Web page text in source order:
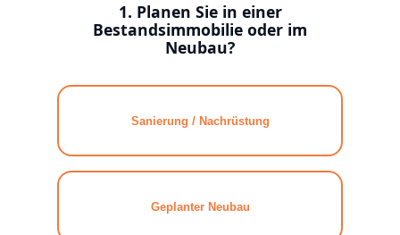
1. Planen Sie in einer
Bestandsimmobilie oder im
Neubau?
Sanierung / Nachrüstung
Geplanter Neubau